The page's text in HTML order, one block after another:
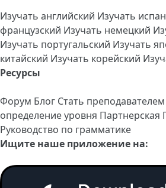
Изучать английский Изучать
французский Изучать немецкий
Изучать португальский Изучать
китайский Изучать корейский
Ресурсы
Форум Блог Стать преподавателем
определение уровня Партнерская
Руководство по грамматике
Ищите наше приложение на: